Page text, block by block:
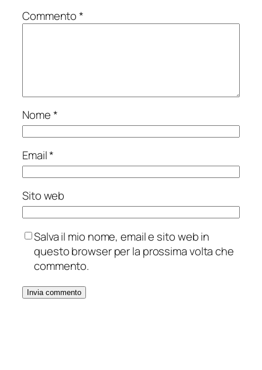
Commento*
Nome*
Email*
Sito web
Salva il mio nome, email e sito web in
questo browser per la prossima volta che
commento.